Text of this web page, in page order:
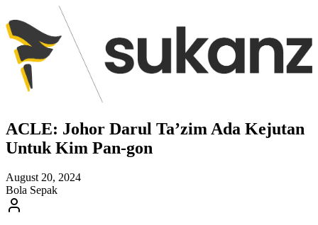
ACLE: Johor Darul Ta’zim Ada Kejutan
Untuk Kim Pan-gon
August 20, 2024
Bola Sepak